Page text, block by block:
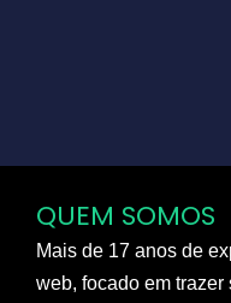
QUEM SOMOS
Mais de 17 anos de
web, focado em